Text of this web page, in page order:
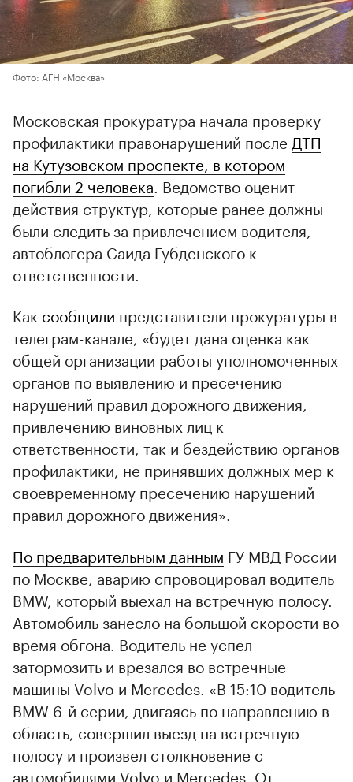
Фото: АГН «Москва»
Московская прокуратура начала проверку
профилактики правонарушений после ДТП
на Кутузовском проспекте, в котором
погибли 2 человека . Ведомство оценит
действия структур, которые ранее должны
были следить за привлечением водителя,
автоблогера Саида Губденского к
ответственности.
Как сообщили представители прокуратуры в
телеграм-канале, «будет дана оценка как
общей организации работы уполномоченных
органов по выявлению и пресечению
нарушений правил дорожного движения,
привлечению виновных лиц к
ответственности, так и бездействию органов
профилактики, не принявших должных мер к
своевременному пресечению нарушений
правил дорожного движения».
По предварительным данным ГУ МВД России
по Москве, аварию спровоцировал водитель
BMW, который выехал на встречную полосу.
Автомобиль занесло на большой скорости во
время обгона. Водитель не успел
затормозить и врезался во встречные
машины Volvo и Mercedes. «В 15:10 водитель
BMW 6-й серии, двигаясь по направлению в
область, совершил выезд на встречную
полосу и произвел столкновение с
автомобилями Volvo и Mercedes. От